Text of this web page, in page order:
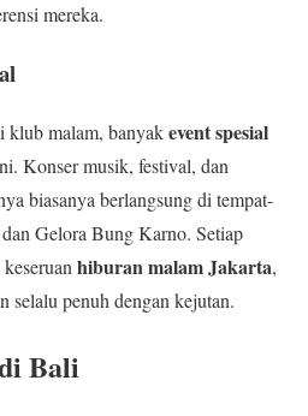
mereka.
klub malam, banyakevent spesial
Konser musik, festival, dan
biasanya berlangsung di tempat-
Gelora Bung Karno. Setiap
hiburan malam Jakarta,
selalu penuh dengan kejutan.
Bali